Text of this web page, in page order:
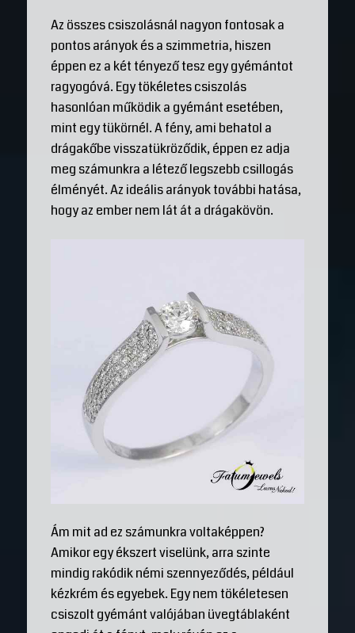
Az összes csiszolásnál nagyon fontosak a
pontos arányok és a szimmetria, hiszen
éppen ez a két tényező tesz egy gyémántot
ragyogóvá. Egy tökéletes csiszolás
hasonlóan működik a gyémánt esetében,
mint egy tükörnél. A fény, ami behatol a
drágakőbe visszatükröződik, éppen ez adja
meg számunkra a létező legszebb csillogás
élményét. Az ideális arányok további hatása,
hogy az ember nem lát át a drágakövön.
Ám mit ad ez számunkra voltaképpen?
Amikor egy ékszert viselünk, arra szinte
mindig rakódik némi szennyeződés, például
kézkrém és egyebek. Egy nem tökéletesen
csiszolt gyémánt valójában üvegtáblaként